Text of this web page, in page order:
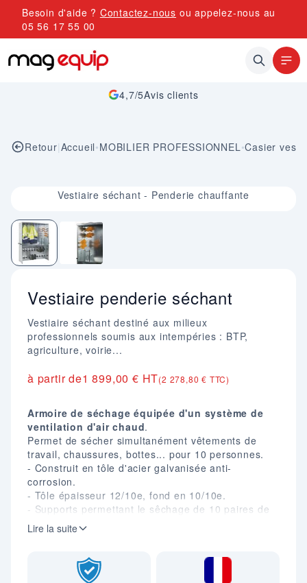
Allez au contenu
Besoin d'aide ? Contactez-nous ou appelez-nous au
05 56 17 55 00
4,7/5Avis clients
Retour|Accueil•MOBILIER PROFESSIONNEL•Casier
Image 1 sur 2Vestiaire séchant - Penderie chauffante
Vestiaire penderie séchant
Vestiaire séchant destiné aux milieux
professionnels soumis aux intempéries : BTP,
agriculture, voirie...
à partir de1 899,00 € HT(2 278,80 € TTC)
Armoire de séchage équipée d'un système de
ventilation d'air chaud.
Permet de sécher simultanément vêtements de
travail, chaussures, bottes... pour 10 personnes.
- Construit en tôle d'acier galvanisée anti-
corrosion.
- Tôle épaisseur 12/10e, fond en 10/10e.
- Supports permettant le sêchage de 10 paires de
bottes.
- 2 poignées latérales de transport.
- 4 vérins de mise à niveau.
- Puissance : 1600 W.
Lire la suite